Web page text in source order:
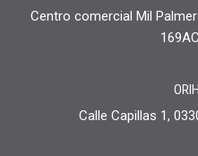
Centro comercial Mil
Calle Capillas 1,